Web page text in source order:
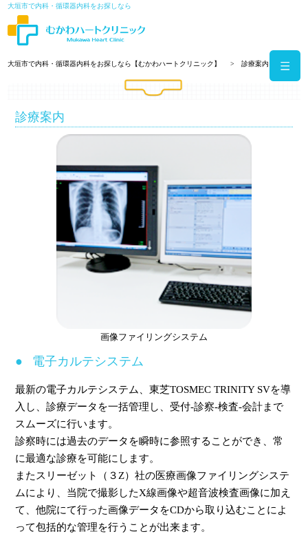
大垣市で内科・循環器内科をお探しなら
大垣市で内科・循環器内科をお探しなら【むかわハートクリニック】 診療案内
診療案内
画像ファイリングシステム
電子カルテシステム
最新の電子カルテシステム、東芝TOSMEC TRINITY SVを導
入し、診療データを一括管理し、受付-診察-検査-会計まで
スムーズに行います。
診察時には過去のデータを瞬時に参照することができ、常
に最適な診療を可能にします。
またスリーゼット（３Z）社の医療画像ファイリングシステ
ムにより、当院で撮影したX線画像や超音波検査画像に加え
て、他院にて行った画像データをCDから取り込むことによ
って包括的な管理を行うことが出来ます。